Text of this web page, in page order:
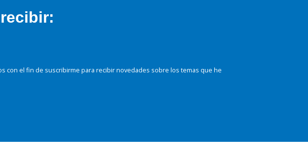
con el fin de suscribirme para recibir novedades sobre los temas que he